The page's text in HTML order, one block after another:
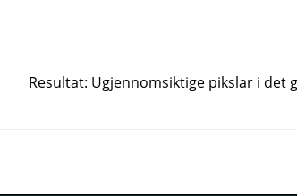
Resultat: Ugjennomsiktige pikslar i